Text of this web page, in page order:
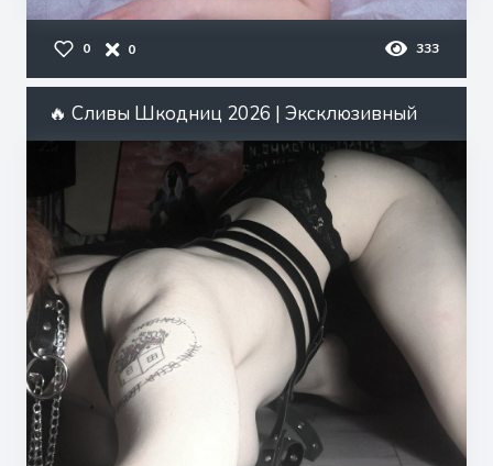
0 0 333
🔥 Сливы Шкодниц 2026 | Эксклюзивный